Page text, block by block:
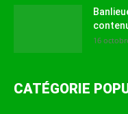
16
CATÉGORIE